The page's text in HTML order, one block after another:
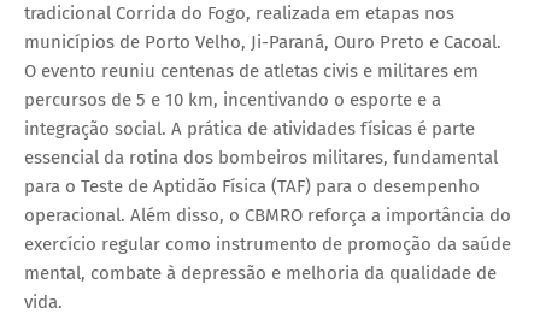
tradicional Corrida do Fogo, realizada em etapas nos
municípios de Porto Velho, Ji-Paraná, Ouro Preto e Cacoal.
O evento reuniu centenas de atletas civis e militares em
percursos de 5 e 10 km, incentivando o esporte e a
integração social. A prática de atividades físicas é parte
essencial da rotina dos bombeiros militares, fundamental
para o Teste de Aptidão Física (TAF) para o desempenho
operacional. Além disso, o CBMRO reforça a importância do
exercício regular como instrumento de promoção da saúde
mental, combate à depressão e melhoria da qualidade de
vida.